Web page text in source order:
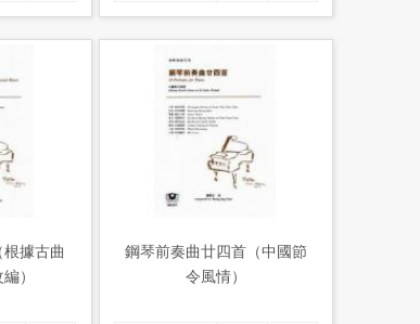
據古曲
）
鋼琴前奏曲廿四首（中國節
令風情）